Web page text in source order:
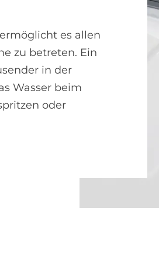
es allen
zu betreten. Ein
in der
Wasser beim
oder